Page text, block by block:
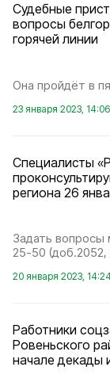
Судебные
вопросы
горячей линии
Она пройдёт в
23 января 2023, 14:06
Специалисты
региона 26
Задать
25-50 (доб.2052,
20 января 2023,
Работники
Ровеньского
начале декады